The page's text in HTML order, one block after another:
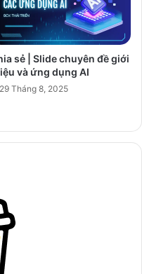
sẻ | Slide chuyên đề giới
và ứng dụng AI
29 Tháng 8, 2025